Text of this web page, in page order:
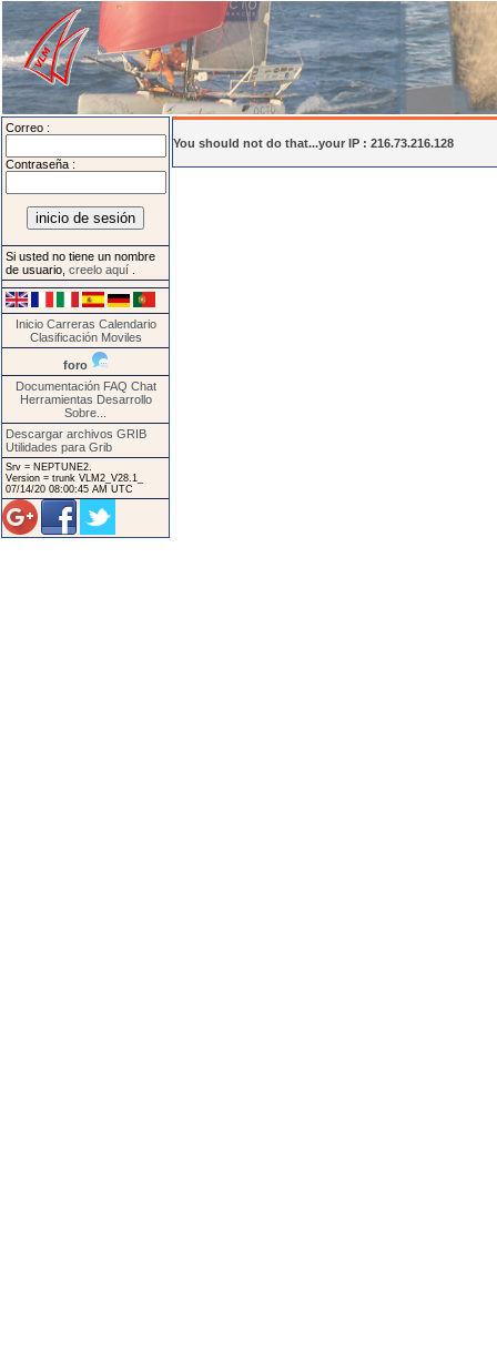
Correo :
Contraseña :
Si usted no tiene un nombre
de usuario, creelo aquí
Inicio Carreras Calendario
Clasificación Moviles
foro
Documentación FAQ Chat
Herramientas Desarrollo
Sobre...
Descargar archivos GRIB
Utilidades para Grib
Srv = NEPTUNE2.
Version = trunk VLM2_V28.1_
07/14/20 08:00:45 AM UTC
You should not do that...your IP : 216.73.216.128